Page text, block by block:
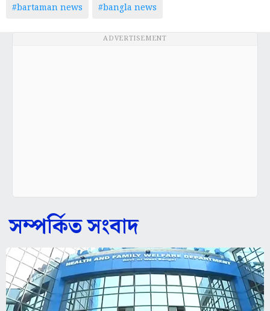
#bartaman news #bangla news
ADVERTISEMENT
সম্পর্কিত সংবাদ